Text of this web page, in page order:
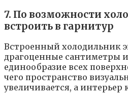
7. По возможности
встроить в гарнитур
Встроенный холодильник
драгоценные сантиметры и
единообразие всех
чего пространство
увеличивается, а